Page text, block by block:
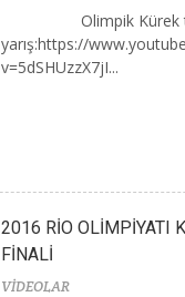
Olimpik Kürek
yarış:https://
v=5dSHUzzX7jI...
2016 RİO OLİMPİYATI
FİNALİ
VİDEOLAR